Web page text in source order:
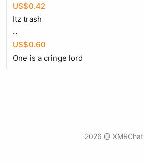
US$0.42
Itz trash
..
US$0.60
One is a cringe lord
2026 @ XMRChat